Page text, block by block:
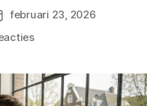
februari 23, 2026
op
Buitenland
–